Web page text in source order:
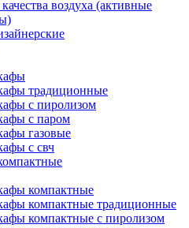
воздуха (активные
традиционные
с пиролизом
с паром
газовые
с свч
компактные
компактные традиционные
компактные с пиролизом